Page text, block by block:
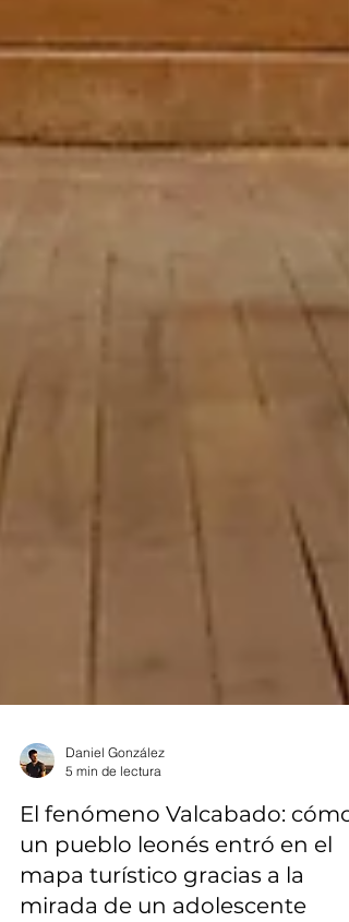
Daniel González
5 min de lectura
El fenómeno Valcabado: cómo